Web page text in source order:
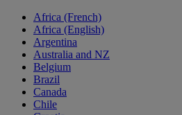
Africa (French)
Africa (English)
Argentina
Australia and NZ
Belgium
Brazil
Canada
Chile